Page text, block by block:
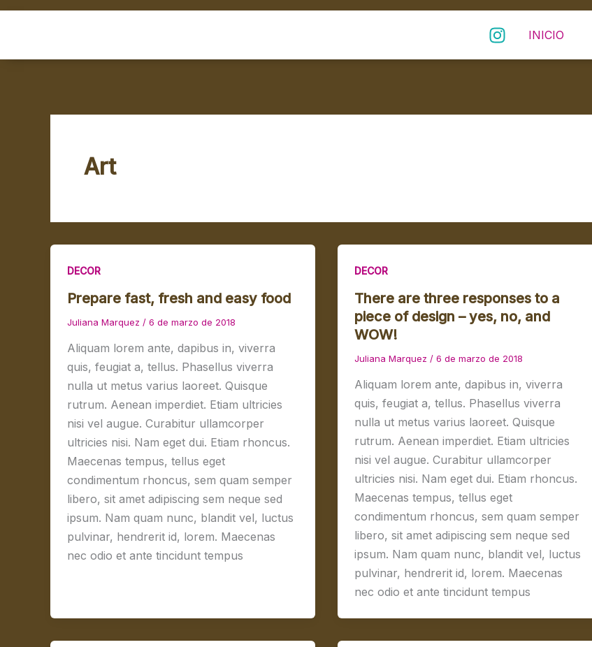
Ir
Instagram
INICIO
Art
DECOR
Prepare fast, fresh and easy food
Juliana Marquez / 6 de marzo de 2018
Aliquam lorem ante, dapibus in, viverra
quis, feugiat a, tellus. Phasellus viverra
nulla ut metus varius laoreet. Quisque
rutrum. Aenean imperdiet. Etiam ultricies
nisi vel augue. Curabitur ullamcorper
ultricies nisi. Nam eget dui. Etiam rhoncus.
Maecenas tempus, tellus eget
condimentum rhoncus, sem quam semper
libero, sit amet adipiscing sem neque sed
ipsum. Nam quam nunc, blandit vel, luctus
pulvinar, hendrerit id, lorem. Maecenas
nec odio et ante tincidunt tempus
DECOR
There are three responses to a
piece of design – yes, no, and
WOW!
Juliana Marquez / 6 de marzo de 2018
Aliquam lorem ante, dapibus in, viverra
quis, feugiat a, tellus. Phasellus viverra
nulla ut metus varius laoreet. Quisque
rutrum. Aenean imperdiet. Etiam ultricies
nisi vel augue. Curabitur ullamcorper
ultricies nisi. Nam eget dui. Etiam rhoncus.
Maecenas tempus, tellus eget
condimentum rhoncus, sem quam semper
libero, sit amet adipiscing sem neque sed
ipsum. Nam quam nunc, blandit vel, luctus
pulvinar, hendrerit id, lorem. Maecenas
nec odio et ante tincidunt tempus